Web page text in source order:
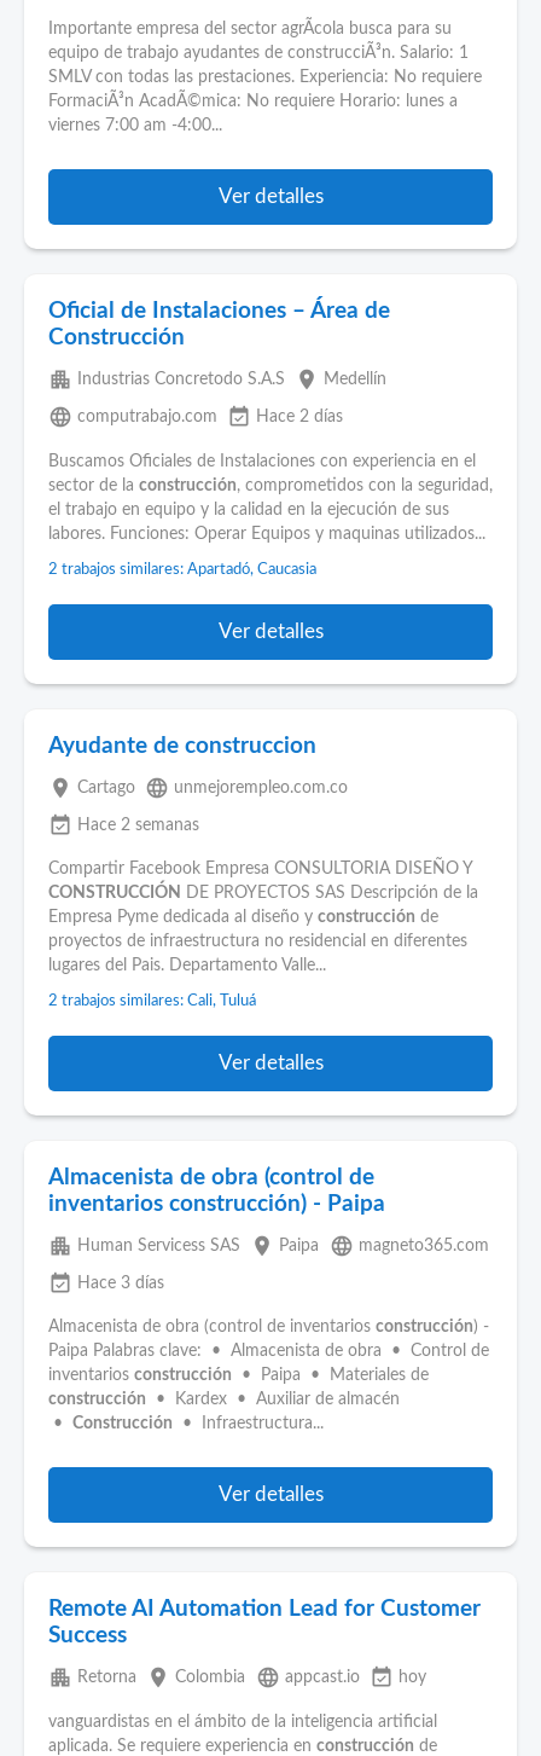
Importante empresa del sector agrÃ­cola busca para su
equipo de trabajo ayudantes de construcciÃ³n. Salario: 1
SMLV con todas las prestaciones. Experiencia: No requiere
FormaciÃ³n AcadÃ©mica: No requiere Horario: lunes a
viernes 7:00 am -4:00...
Ver detalles
Oficial de Instalaciones – Área de
Construcción
apartment Industrias Concretodo S.A.S place Medellín
language computrabajo.com event_available Hace 2 días
Buscamos Oficiales de Instalaciones con experiencia en el
sector de la construcción, comprometidos con la seguridad,
el trabajo en equipo y la calidad en la ejecución de sus
labores. Funciones: Operar Equipos y maquinas utilizados...
2 trabajos similares: Apartadó, Caucasia
Ver detalles
Ayudante de construccion
place Cartago language unmejorempleo.com.co
event_available Hace 2 semanas
Compartir Facebook Empresa CONSULTORIA DISEÑO Y
CONSTRUCCIÓN
DE PROYECTOS SAS Descripción de la
Empresa Pyme dedicada al diseño y construcción de
proyectos de infraestructura no residencial en diferentes
lugares del Pais. Departamento Valle...
2 trabajos similares: Cali, Tuluá
Ver detalles
Almacenista de obra (control de
inventarios construcción) - Paipa
apartment Human Servicess SAS place Paipa language magneto365.com
event_available Hace 3 días
Almacenista de obra (control de inventarios construcción) -
Paipa Palabras clave: • Almacenista de obra • Control de
inventarios construcción • Paipa • Materiales de
construcción • Kardex • Auxiliar de almacén
• Construcción • Infraestructura...
Ver detalles
Remote AI Automation Lead for Customer
Success
apartment Retorna place Colombia language appcast.io event_available hoy
vanguardistas en el ámbito de la inteligencia artificial
aplicada. Se requiere experiencia en construcción de